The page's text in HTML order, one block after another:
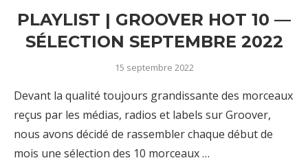
PLAYLIST | GROOVER HOT 10 —
SÉLECTION SEPTEMBRE 2022
15 septembre 2022
Devant la qualité toujours grandissante des morceaux
reçus par les médias, radios et labels sur Groover,
nous avons décidé de rassembler chaque début de
mois une sélection des 10 morceaux …